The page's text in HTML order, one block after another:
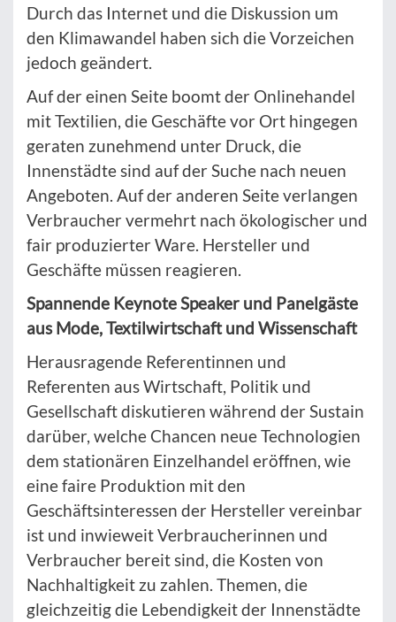
Durch das Internet und die Diskussion um
den Klimawandel haben sich die Vorzeichen
jedoch geändert.
Auf der einen Seite boomt der Onlinehandel
mit Textilien, die Geschäfte vor Ort hingegen
geraten zunehmend unter Druck, die
Innenstädte sind auf der Suche nach neuen
Angeboten. Auf der anderen Seite verlangen
Verbraucher vermehrt nach ökologischer und
fair produzierter Ware. Hersteller und
Geschäfte müssen reagieren.
Spannende Keynote Speaker und Panelgäste
aus Mode, Textilwirtschaft und Wissenschaft
Herausragende Referentinnen und
Referenten aus Wirtschaft, Politik und
Gesellschaft diskutieren während der Sustain
darüber, welche Chancen neue Technologien
dem stationären Einzelhandel eröffnen, wie
eine faire Produktion mit den
Geschäftsinteressen der Hersteller vereinbar
ist und inwieweit Verbraucherinnen und
Verbraucher bereit sind, die Kosten von
Nachhaltigkeit zu zahlen. Themen, die
gleichzeitig die Lebendigkeit der Innenstädte